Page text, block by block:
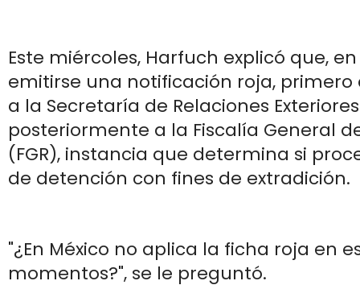
Este miércoles, Harfuch explicó que,
emitirse una notificación roja,
a la Secretaría de Relaciones Exteriores
posteriormente a la Fiscalía General
(FGR), instancia que determina si
de detención con fines de extradición.
"¿En México no aplica la ficha roja en
momentos?", se le preguntó.